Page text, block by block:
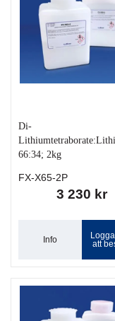
Di-
66:34; 2kg
FX-X65-2P
3 230 kr
Info
att